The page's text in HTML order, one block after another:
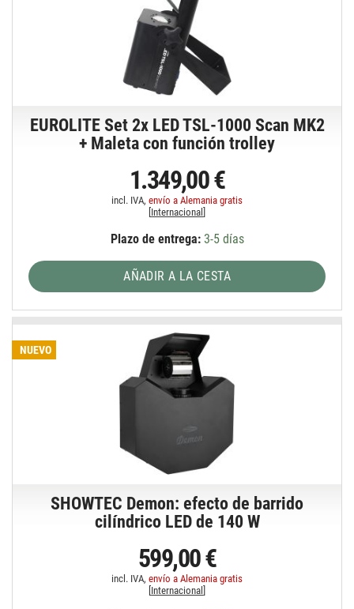
EUROLITE Set 2x LED TSL-1000 Scan MK2
+ Maleta con función trolley
1.349,00 €
incl. IVA,envío a Alemania gratis
Internacional
Plazo de entrega:3-5 días
AÑADIR A LA CESTA
NUEVO
SHOWTEC Demon: efecto de barrido
cilíndrico LED de 140 W
599,00 €
incl. IVA,envío a Alemania gratis
Internacional